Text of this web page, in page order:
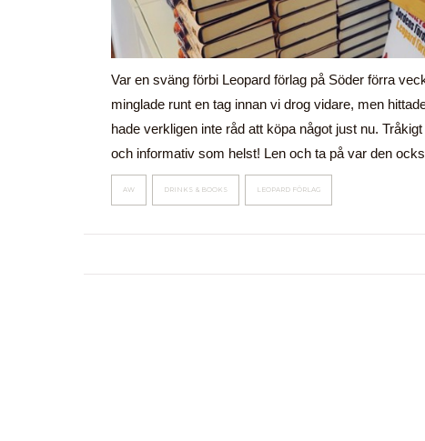
Var en sväng förbi Leopard förlag på Söder förra
minglade runt en tag innan vi drog vidare, men
hade verkligen inte råd att köpa något just nu.
och informativ som helst! Len och ta på var den
AW DRINKS & BOOKS LEOPARD FÖRLAG